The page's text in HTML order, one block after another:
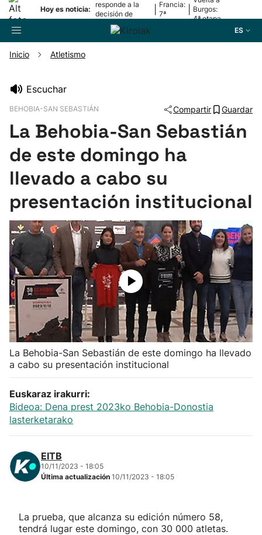
Hoy es noticia:
responde a la
decisión de
Oriamendi
Francia:
7ª
Burgos:
4ª etapa
ES
Pelota
Remo
Baloncesto
Ciclismo
Herri-kirolak
Balonmano
Kirolak 360
Atletismo
Carreras de montaña
"Helmuga"
Inicio Atletismo
Escuchar
BEHOBIA-SAN SEBASTIÁN Compartir Guardar
La Behobia-San Sebastián
de este domingo ha
llevado a cabo su
presentación institucional
La Behobia-San Sebastián de este domingo ha llevado
a cabo su presentación institucional
Euskaraz irakurri:
Bideoa: Dena prest 2023ko Behobia-Donostia
lasterketarako
EITB
10/11/2023 - 18:05
Última actualización 10/11/2023 - 18:05
La prueba, que alcanza su edición número 58,
tendrá lugar este domingo, con 30 000 atletas.